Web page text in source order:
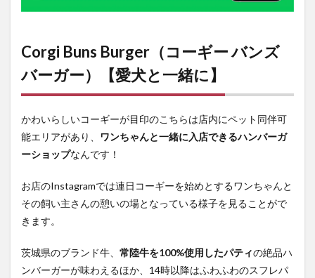
Corgi Buns Burger（コーギー バンズ
バーガー）【愛犬と一緒に】
かわいらしいコーギーが目印のこちらは店内にペット同伴可
能エリアがあり、 ワンちゃんと一緒に入店できるハンバーガ
ーショップなんです！
お店のInstagramでは連日コーギーを始めとするワンちゃんと
その飼い主さんの憩いの場となっている様子を見ることがで
きます。
茨城県のブランド牛、 常陸牛を100%使用したパティの絶品ハ
ンバーガーが味わえるほか、14時以降はふわふわのスフレパ